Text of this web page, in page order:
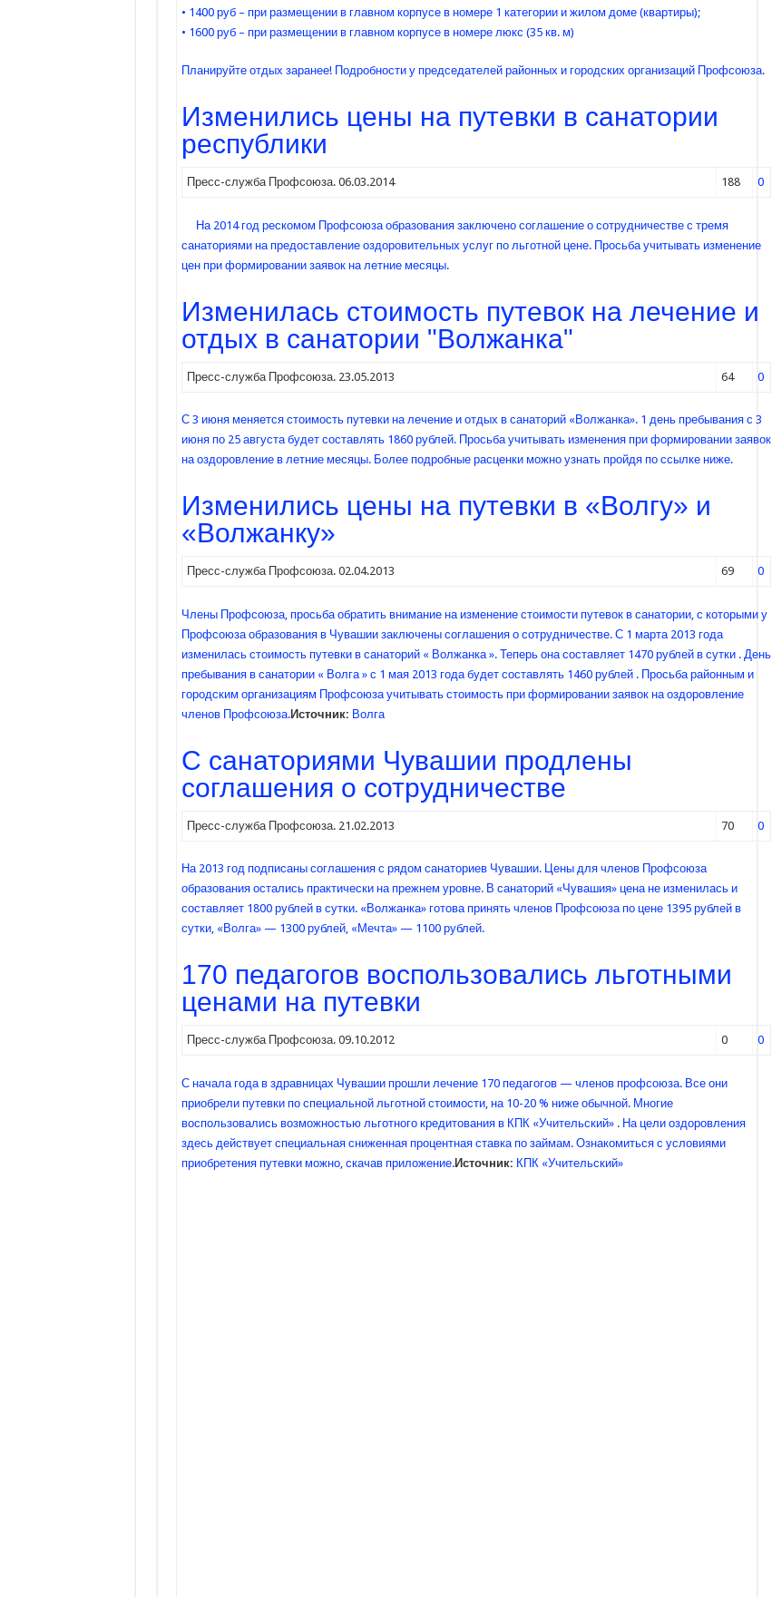
• 1400 руб – при размещении в главном корпусе в номере 1 категории и жилом доме (квартиры);
• 1600 руб – при размещении в главном корпусе в номере люкс (35 кв. м)
Планируйте отдых заранее! Подробности у председателей районных и городских организаций Профсоюза.
Изменились цены на путевки в санатории
республики
Пресс-служба Профсоюза. 06.03.2014 188 0
На 2014 год рескомом Профсоюза образования заключено соглашение о сотрудничестве с тремя
санаториями на предоставление оздоровительных услуг по льготной цене. Просьба учитывать изменение
цен при формировании заявок на летние месяцы.
Изменилась стоимость путевок на лечение и
отдых в санатории "Волжанка"
Пресс-служба Профсоюза. 23.05.2013 64 0
С 3 июня меняется стоимость путевки на лечение и отдых в санаторий «Волжанка». 1 день пребывания с 3
июня по 25 августа будет составлять 1860 рублей. Просьба учитывать изменения при формировании заявок
на оздоровление в летние месяцы. Более подробные расценки можно узнать пройдя по ссылке ниже.
Изменились цены на путевки в «Волгу» и
«Волжанку»
Пресс-служба Профсоюза. 02.04.2013 69 0
Члены Профсоюза, просьба обратить внимание на изменение стоимости путевок в санатории, с которыми у
Профсоюза образования в Чувашии заключены соглашения о сотрудничестве. С 1 марта 2013 года
изменилась стоимость путевки в санаторий « Волжанка ». Теперь она составляет 1470 рублей в сутки . День
пребывания в санатории « Волга » с 1 мая 2013 года будет составлять 1460 рублей . Просьба районным и
городским организациям Профсоюза учитывать стоимость при формировании заявок на оздоровление
членов Профсоюза.Источник: Волга
С санаториями Чувашии продлены
соглашения о сотрудничестве
Пресс-служба Профсоюза. 21.02.2013 70 0
На 2013 год подписаны соглашения с рядом санаториев Чувашии. Цены для членов Профсоюза
образования остались практически на прежнем уровне. В санаторий «Чувашия» цена не изменилась и
составляет 1800 рублей в сутки. «Волжанка» готова принять членов Профсоюза по цене 1395 рублей в
сутки, «Волга» — 1300 рублей, «Мечта» — 1100 рублей.
170 педагогов воспользовались льготными
ценами на путевки
Пресс-служба Профсоюза. 09.10.2012 0 0
С начала года в здравницах Чувашии прошли лечение 170 педагогов — членов профсоюза. Все они
приобрели путевки по специальной льготной стоимости, на 10-20 % ниже обычной. Многие
воспользовались возможностью льготного кредитования в КПК «Учительский» . На цели оздоровления
здесь действует специальная сниженная процентная ставка по займам. Ознакомиться с условиями
приобретения путевки можно, скачав приложение.Источник: КПК «Учительский»